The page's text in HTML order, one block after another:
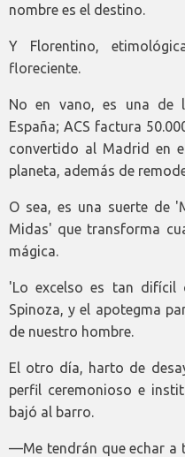
nombre es el destino.
Y Florentino,
floreciente.
No en vano, es una de
España; ACS factura
convertido al Madrid en
planeta, además de
O sea, es una suerte de
Midas' que transforma
mágica.
'Lo excelso es tan difícil
Spinoza, y el apotegma
de nuestro hombre.
El otro día, harto de
perfil ceremonioso e
bajó al barro.
—Me tendrán que echar a